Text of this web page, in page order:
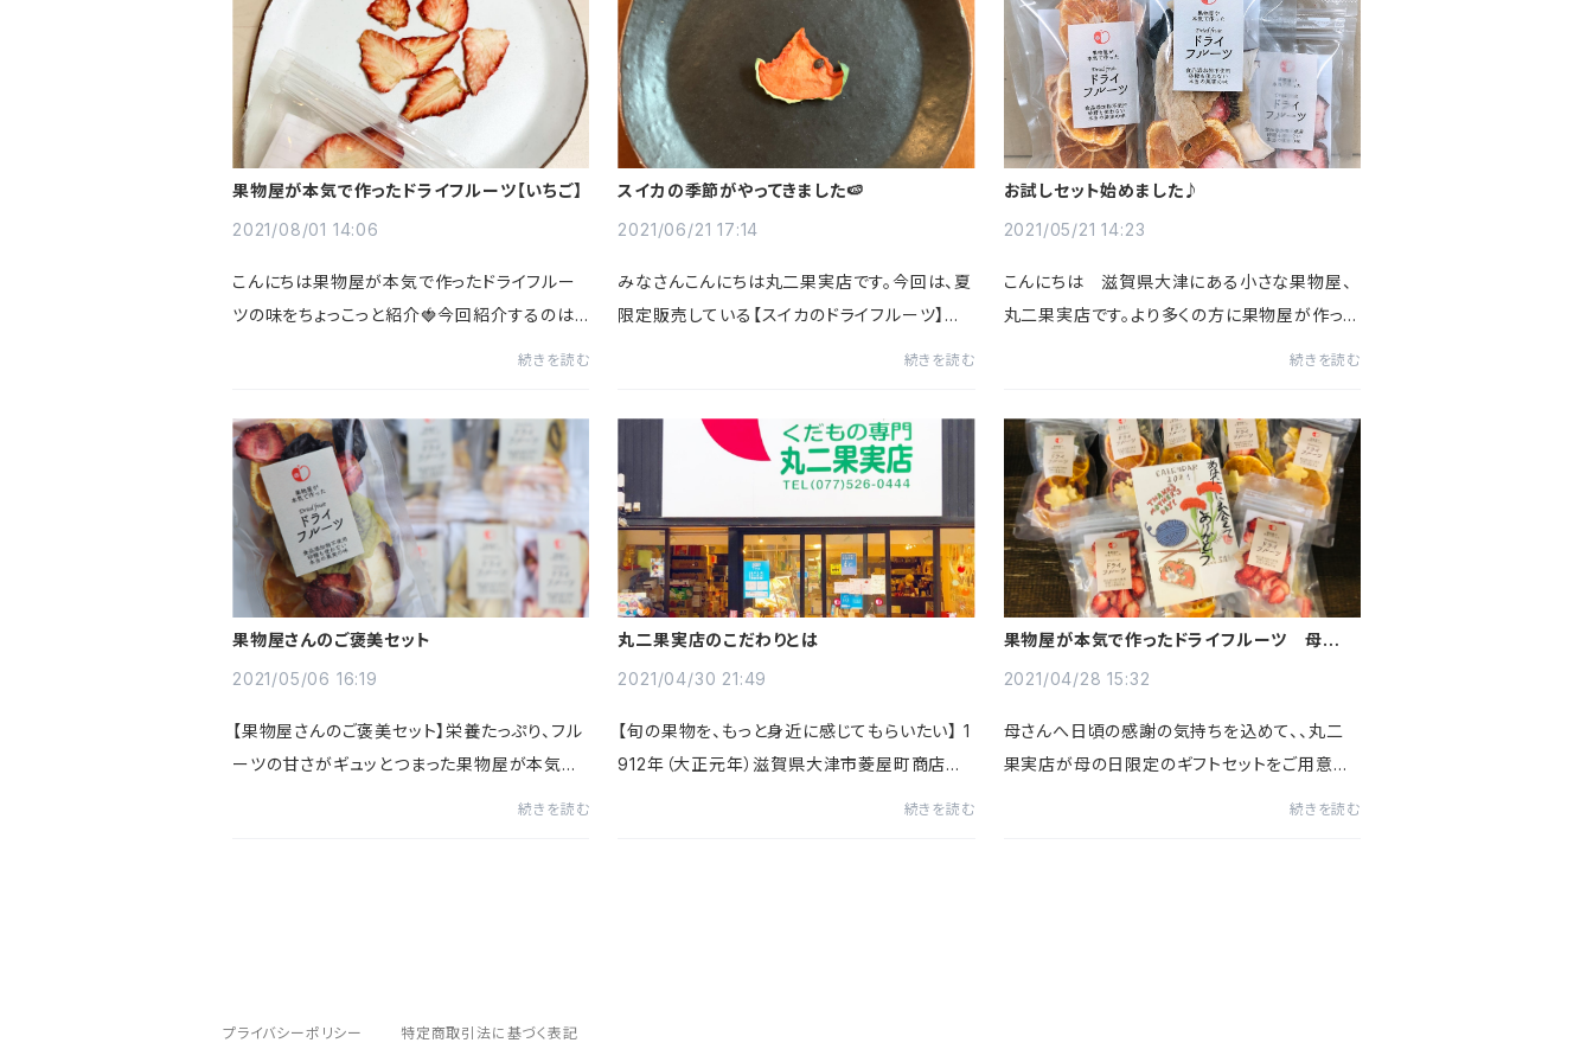
果物屋が本気で作ったドライフルーツ【いちご】
2021/08/01 14:06
こんにちは果物屋が本気で作ったドライフルー
ツの味をちょっこっと紹介🍓今回紹介するのは、
苺です苺の季節はもう終わり...来年まで待てな
ドライフルーツの苺は、旬...
続きを読む
スイカの季節がやってきました🍉
2021/06/21 17:14
みなさんこんにちは丸二果実店です。今回は、夏
限定販売している【スイカのドライフルーツ】を
紹介します♪早速ですがみなさんスイカのドラ
ルーツにするとスイカの...
続きを読む
お試しセット始めました♪
2021/05/21 14:23
こんにちは 滋賀県大津にある小さな果物屋、
丸二果実店です。より多くの方に果物屋が作った
ドライフルーツを食べて欲しいという思いがあ
★ポイント・お求めやすい...
続きを読む
果物屋さんのご褒美セット
2021/05/06 16:19
【果物屋さんのご褒美セット】栄養たっぷり、フル
ーツの甘さがギュッとつまった果物屋が本気で
続きを読む
丸二果実店のこだわりとは
2021/04/30 21:49
【旬の果物を、もっと身近に感じてもらいたい】 1
912年（大正元年）滋賀県大津市菱屋町商店街
続きを読む
果物屋が本気で作ったドライフルーツ 母の日
了！
2021/04/28 15:32
母さんへ日頃の感謝の気持ちを込めて、、丸二
果実店が母の日限定のギフトセットをご用意し
続きを読む
プライバシーポリシー 特定商取引法に基づく表記